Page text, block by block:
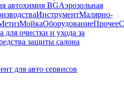
автохимия BGАэрозольная
ИнструментМалярно-
МойкаОборудованиеПрочее
для очистки и ухода за
защиты салона
для авто сервисов